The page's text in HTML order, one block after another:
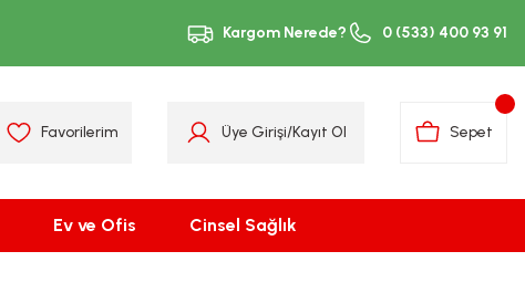
Kargom Nerede? 0 (533) 400 93 91
Favorilerim Üye Girişi/Kayıt Ol Sepet
Ev ve Ofis Cinsel Sağlık